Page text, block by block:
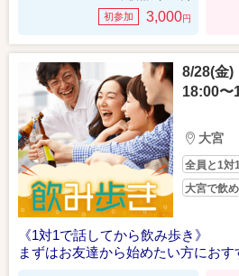
初参加 3,000円
8/28(金)
18:00〜
大宮
全員と1対
大宮で飲
《1対1で話してから飲み歩き》
まずはお友達から始めたい方におす